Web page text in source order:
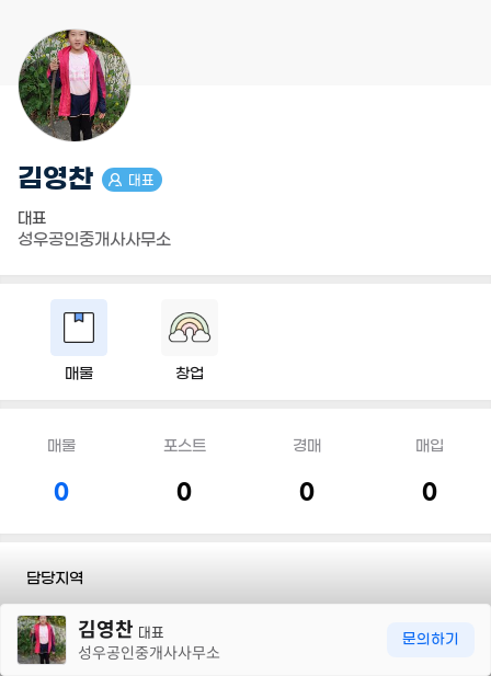
김영찬 대표
대표
성우공인중개사사무소
매물 창업
매물
0
포스트
0
경매
0
매입
0
담당지역
전화 김영찬 대표
성우공인중개사사무소
문의하기